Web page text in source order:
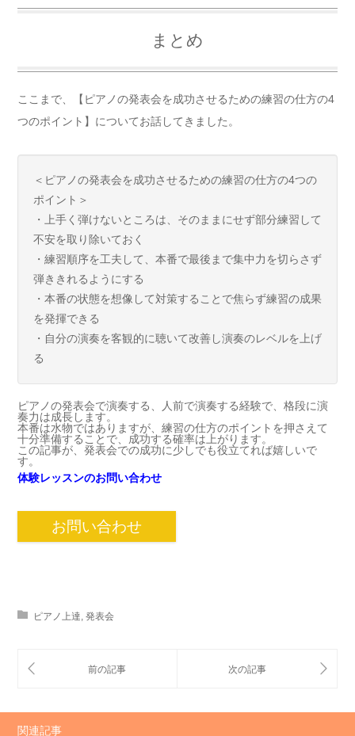
まとめ
ここまで、【ピアノの発表会を成功させるための練習の仕方の4
つのポイント】についてお話してきました。
＜ピアノの発表会を成功させるための練習の仕方の4つの
ポイント＞
・上手く弾けないところは、そのままにせず部分練習して
不安を取り除いておく
・練習順序を工夫して、本番で最後まで集中力を切らさず
弾ききれるようにする
・本番の状態を想像して対策することで焦らず練習の成果
を発揮できる
・自分の演奏を客観的に聴いて改善し演奏のレベルを上げ
る
ピアノの発表会で演奏する、人前で演奏する経験で、格段に演
奏力は成長します。
本番は水物ではありますが、練習の仕方のポイントを押さえて
十分準備することで、成功する確率は上がります。
この記事が、発表会での成功に少しでも役立てれば嬉しいで
す。
体験レッスンのお問い合わせ
お問い合わせ
ピアノ上達 発表会
関連記事